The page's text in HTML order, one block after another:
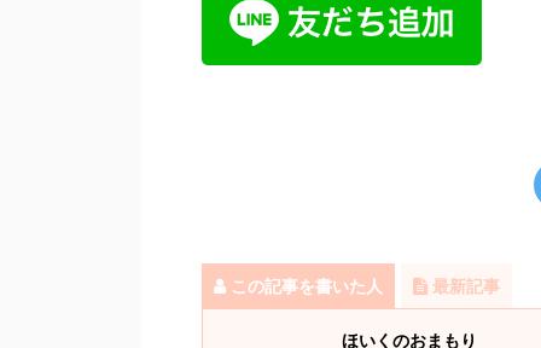
この記事を書いた人 最新記事
ほいくのおまもり